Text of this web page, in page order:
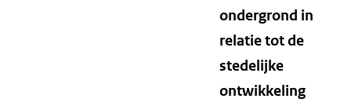
ondergrond in
relatie tot de
stedelijke
ontwikkeling